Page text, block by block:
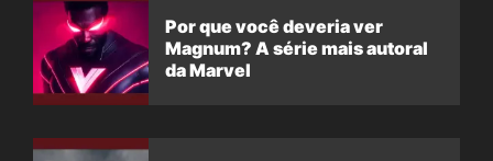
Por que você deveria ver
Magnum? A série mais autoral
da Marvel